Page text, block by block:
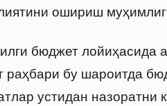
ошириш
бюджет лойиҳасида
раҳбари бу шароитда
устидан назоратни